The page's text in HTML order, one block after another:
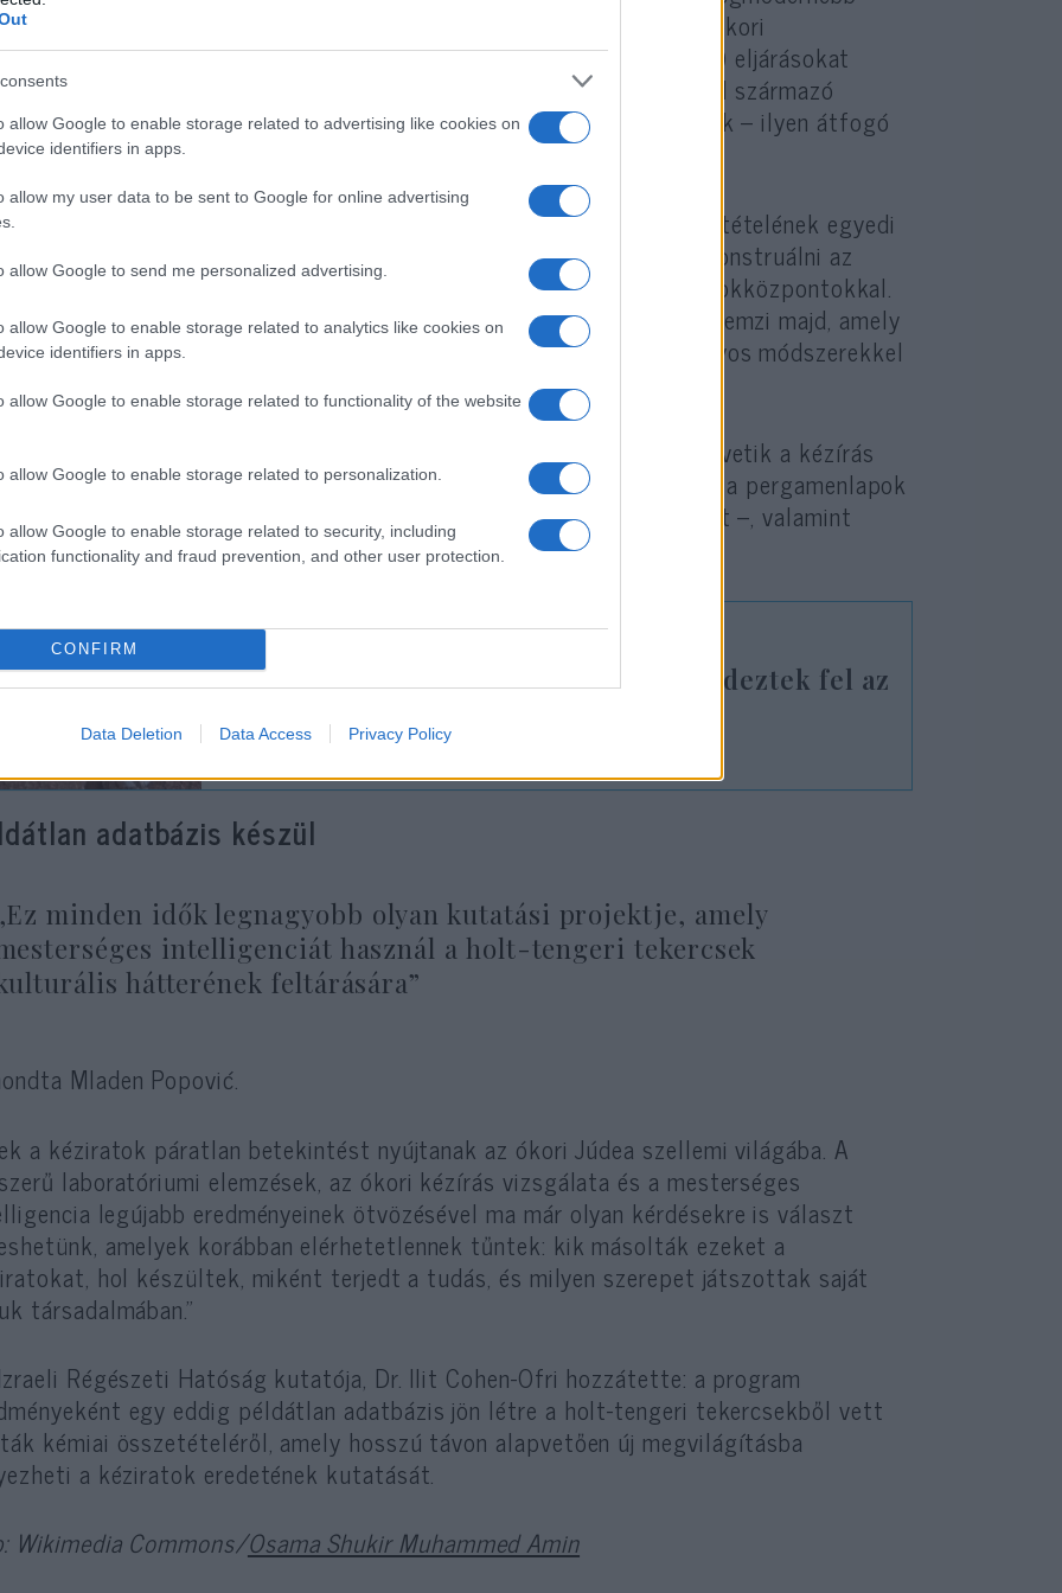
allow Google to enable storage related to advertising like cookies on
identifiers in apps.
allow my user data to be sent to Google for online advertising
allow Google to send me personalized advertising.
allow Google to enable storage related to analytics like cookies on
identifiers in apps.
allow Google to enable storage related to functionality of the website
allow Google to enable storage related to personalization.
allow Google to enable storage related to security, including
functionality and fraud prevention, and other user protection.
CONFIRM
Data Deletion Data Access Privacy Policy
elemzési módszereket, mesterséges intelligenciát, paleográfiai (ókori
és kodikológiai (kéziratok fizikai felépítését vizsgáló) eljárásokat
A kutatók a Kumránból és más júdeai sivatagi lelőhelyekről származó
kémiai összetételét ókori egyiptomi papiruszokéval is összevetik – ilyen átfogó
vizsgálatra korábban még nem került sor.
segítségével azonosítani kívánják a kéziratok anyagösszetételének egyedi
ujjlenyomatát”, feltárni a felhasznált nyersanyagok eredetét, rekonstruálni az
technológiát, valamint kapcsolatot találni az ismert ókori írnokközpontokkal.
eredményeket ezt követően mesterséges intelligencia elemzi majd, amely
összetett mintázatokat is képes felismerni, amelyeket hagyományos módszerekkel
intelligencia által feltárt összefüggéseket ezután összevetik a kézírás
a kéziratok fizikai szerkezetének vizsgálatával – beleértve a pergamenlapok
az oszlopelrendezést, a margókat és a varrási technikákat –, valamint
és irodalomtörténeti kutatások eredményeivel.
300 ezer éves őskori „időkapszulát” fedeztek fel az
adatbázis készül
minden idők legnagyobb olyan kutatási projektje, amely
intelligenciát használ a holt-tengeri tekercsek
hátterének feltárására”
Mladen Popović.
a kéziratok páratlan betekintést nyújtanak az ókori Júdea szellemi világába. A
laboratóriumi elemzések, az ókori kézírás vizsgálata és a mesterséges
legújabb eredményeinek ötvözésével ma már olyan kérdésekre is választ
amelyek korábban elérhetetlennek tűntek: kik másolták ezeket a
hol készültek, miként terjedt a tudás, és milyen szerepet játszottak saját
társadalmában.”
Régészeti Hatóság kutatója, Dr. Ilit Cohen-Ofri hozzátette: a program
egy eddig példátlan adatbázis jön létre a holt-tengeri tekercsekből vett
kémiai összetételéről, amely hosszú távon alapvetően új megvilágításba
a kéziratok eredetének kutatását.
Wikimedia Commons/Osama Shukir Muhammed Amin